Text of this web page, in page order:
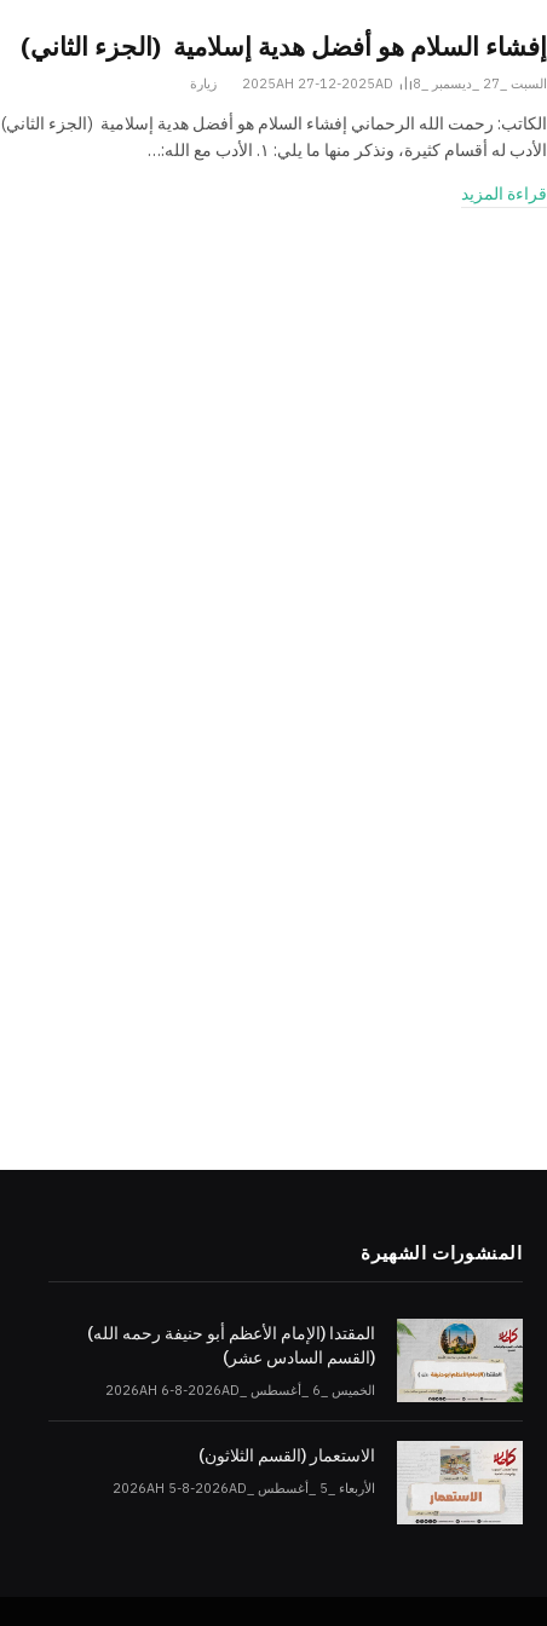
إفشاء السلام هو أفضل هدية إسلامية (الجزء الثاني)
السبت _27 _ديسمبر _2025AH 27-12-2025AD 8 زيارة
الكاتب: رحمت الله الرحماني إفشاء السلام هو أفضل هدية إسلامية (الجزء الثاني)
الأدب له أقسام كثيرة، ونذكر منها ما يلي: ۱. الأدب مع الله:…
قراءة المزيد
المنشورات الشهيرة
المقتدا (الإمام الأعظم أبو حنيفة رحمه الله)
(القسم السادس عشر)
الخميس _6 _أغسطس _2026AH 6-8-2026AD
الاستعمار (القسم الثلاثون)
الأربعاء _5 _أغسطس _2026AH 5-8-2026AD